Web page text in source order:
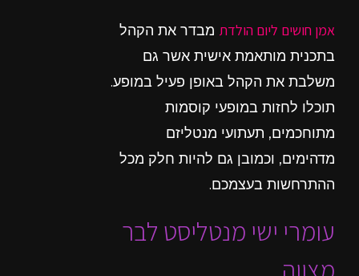
אמן חושים ליום הולדת מבדר את הקהל
בתכנית מותאמת אישית אשר גם
משלבת את הקהל באופן פעיל במופע.
תוכלו לחזות במופעי קוסמות
מתוחכמים, תעתועי מנטליזם
מדהימים, וכמובן גם להיות חלק מכל
ההתרחשות בעצמכם.
עומרי ישי מנטליסט לבר